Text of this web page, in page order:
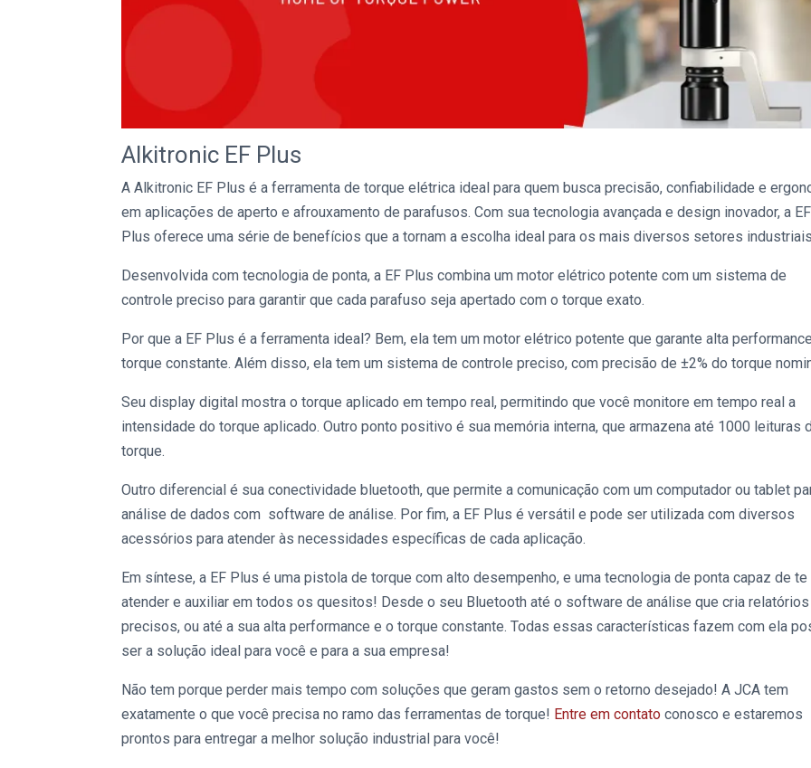
Alkitronic EF Plus
A Alkitronic EF Plus é a ferramenta de torqueelétrica ideal para quem busca precisão, confiabilidade e
em aplicações de aperto e afrouxamento de parafusos. Com sua tecnologia avançada e design inovador, a EF
Plus oferece uma série de benefícios que a tornam a escolha ideal para os mais diversos setores
Desenvolvida com tecnologia de ponta, a EF Pluscombina um motor elétrico potente com um sistema de
controle preciso para garantir que cada parafuso seja apertado com o torque exato.
Por que a EF Plus é a ferramenta ideal? Bem, ela tem um motor elétrico potente que garante alta
torque constante. Além disso, ela tem um sistema de controle preciso, com precisão de ±2% do torque
Seu display digital mostra o torque aplicado em tempo real, permitindo que você monitore em tempo real a
intensidade do torque aplicado. Outro ponto positivo é sua memória interna, que armazena até 1000 leituras
torque.
Outro diferencial é sua conectividade bluetooth, que permite a comunicação com um computador ou tablet
análise de dados com software de análise. Por fim, a EF Plus é versátil epode ser utilizada com diversos
acessórios para atender às necessidades específicas de cada aplicação.
Em síntese,a EF Plus é uma pistola de torque com alto desempenho, e uma tecnologia de ponta capaz de te
atender e auxiliar em todos os quesitos! Desde o seu Bluetooth até o software de análise que cria relatórios
precisos, ou até a sua alta performance e o torque constante. Todas essas características fazem com ela
ser a solução ideal para você e para a sua empresa!
Não tem porque perder mais tempo com soluções que geram gastos sem o retorno desejado! A JCA tem
exatamente o que você precisa no ramo das ferramentas de torque! Entre em contato conosco e estaremos
prontos para entregar a melhor solução industrial para você!